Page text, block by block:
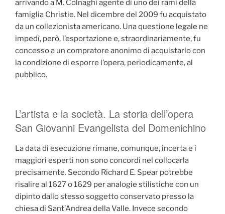
arrivando a M. Colnaghi agente di uno dei rami della
famiglia Christie. Nel dicembre del 2009 fu acquistato
da un collezionista americano. Una questione legale ne
impedì, però, l’esportazione e, straordinariamente, fu
concesso a un compratore anonimo di acquistarlo con
la condizione di esporre l’opera, periodicamente, al
pubblico.
L’artista e la società. La storia dell’opera
San Giovanni Evangelista del Domenichino
La data di esecuzione rimane, comunque, incerta e i
maggiori esperti non sono concordi nel collocarla
precisamente. Secondo Richard E. Spear potrebbe
risalire al 1627 o 1629 per analogie stilistiche con un
dipinto dallo stesso soggetto conservato presso la
chiesa di Sant’Andrea della Valle. Invece secondo